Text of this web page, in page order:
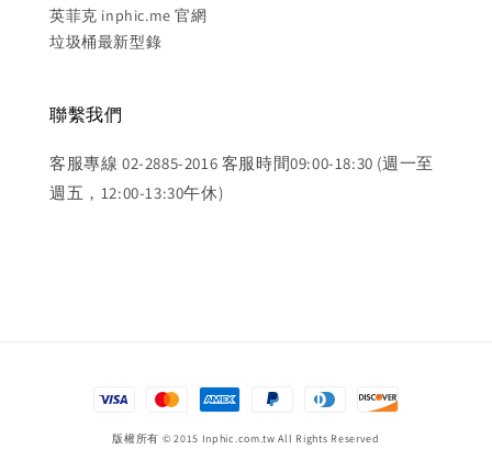
英菲克 inphic.me 官網
垃圾桶最新型錄
聯繫我們
客服專線 02-2885-2016 客服時間09:00-18:30 (週一至
週五，12:00-13:30午休)
版權所有 © 2015 Inphic.com.tw All Rights Reserved